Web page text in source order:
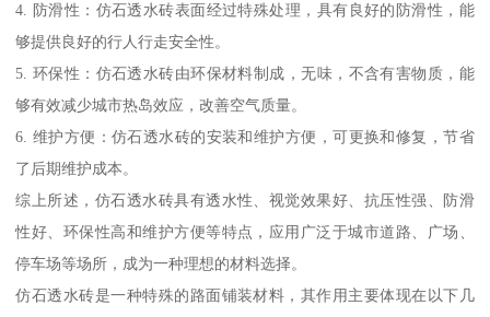
4. 防滑性：仿石透水砖表面经过特殊处理，具有良好的防滑性，能
够提供良好的行人行走安全性。
5. 环保性：仿石透水砖由环保材料制成，无味，不含有害物质，能
够有效减少城市热岛效应，改善空气质量。
6. 维护方便：仿石透水砖的安装和维护方便，可更换和修复，节省
了后期维护成本。
综上所述，仿石透水砖具有透水性、视觉效果好、抗压性强、防滑
性好、环保性高和维护方便等特点，应用广泛于城市道路、广场、
停车场等场所，成为一种理想的材料选择。
仿石透水砖是一种特殊的路面铺装材料，其作用主要体现在以下几